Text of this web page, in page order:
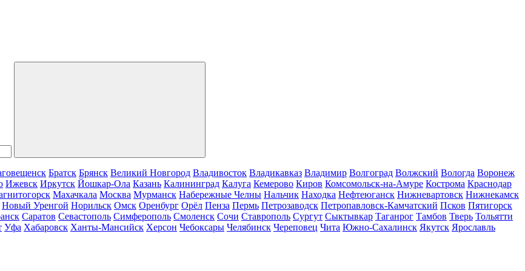
Братск Брянск Великий Новгород Владивосток Владикавказ Владимир Волгоград Волжский Вологда Воронеж
Ижевск Иркутск Йошкар-Ола Казань Калининград Калуга Кемерово Киров Комсомольск-на-Амуре Кострома Краснодар
Махачкала Москва Мурманск Набережные Челны Нальчик Находка Нефтеюганск Нижневартовск Нижнекамск
Новый Уренгой Норильск Омск Оренбург Орёл Пенза Пермь Петрозаводск Петропавловск-Камчатский Псков Пятигорск
Саратов Севастополь Симферополь Смоленск Сочи Ставрополь Сургут Сыктывкар Таганрог Тамбов Тверь Тольятти
Уфа Хабаровск Ханты-Мансийск Херсон Чебоксары Челябинск Череповец Чита Южно-Сахалинск Якутск Ярославль